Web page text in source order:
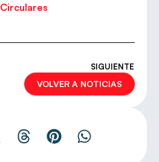
Circulares
SIGUIENTE
VOLVER A NOTICIAS